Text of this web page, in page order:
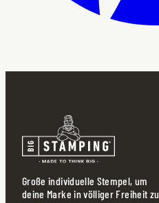
Große individuelle Stempel, um
deine Marke in völliger Freiheit zu